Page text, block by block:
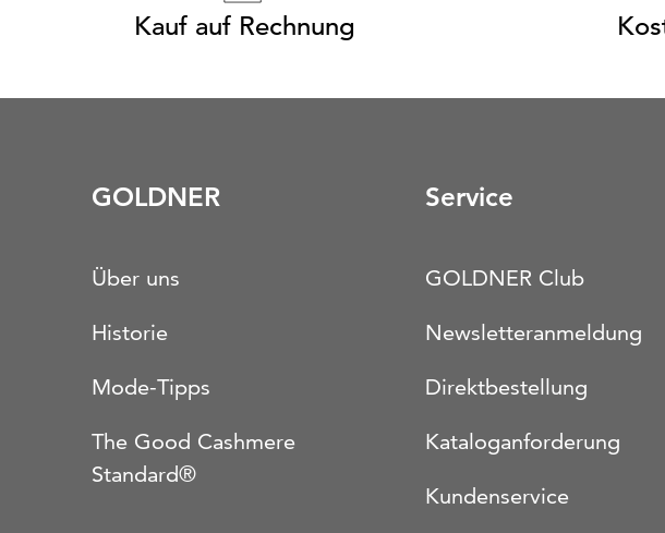
Kauf auf Rechnung
GOLDNER
Über uns
Historie
Mode-Tipps
The Good Cashmere
Standard®
Service
GOLDNER Club
Newsletteranmeldung
Direktbestellung
Kataloganforderung
Kundenservice